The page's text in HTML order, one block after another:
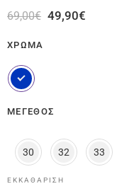
69,00€ 49,90€
ΧΡΏΜΑ
ΜΈΓΕΘΟΣ
30 32 33
ΕΚΚΑΘΆΡΙΣΗ